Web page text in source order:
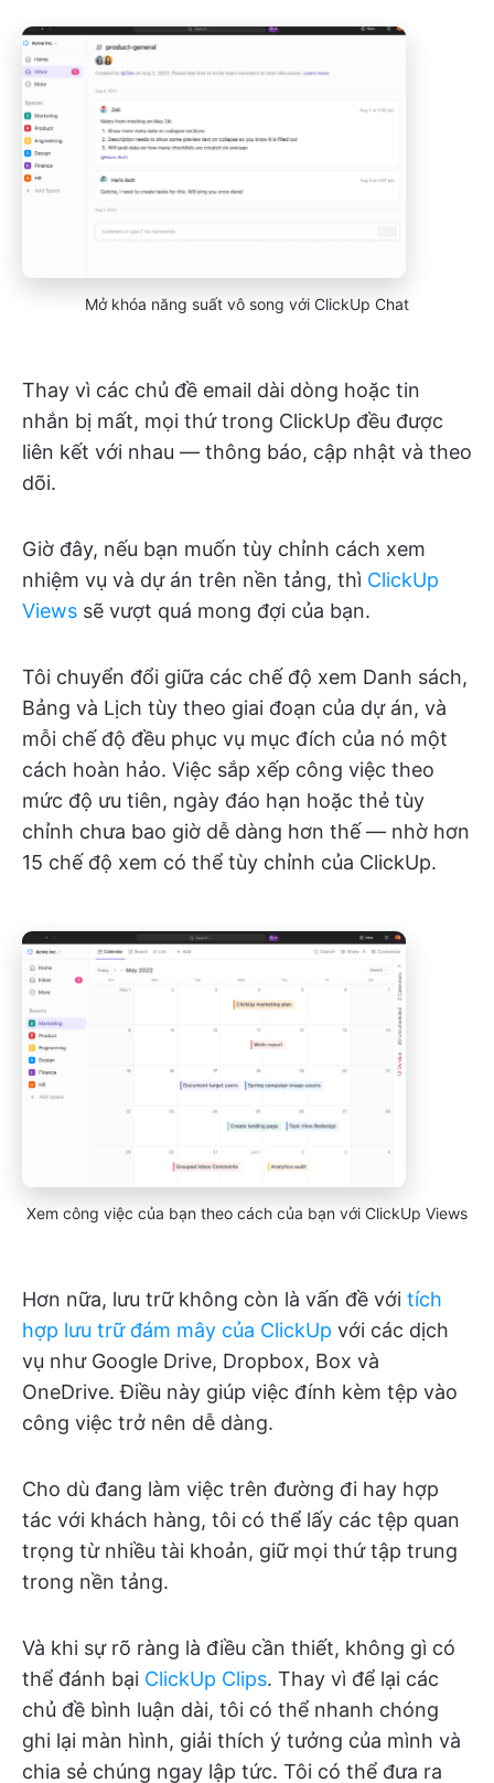
Mở khóa năng suất vô song với ClickUp Chat
Thay vì các chủ đề email dài dòng hoặc tin
nhắn bị mất, mọi thứ trong ClickUp đều được
liên kết với nhau — thông báo, cập nhật và theo
dõi.
Giờ đây, nếu bạn muốn tùy chỉnh cách xem
nhiệm vụ và dự án trên nền tảng, thì ClickUp
Views sẽ vượt quá mong đợi của bạn.
Tôi chuyển đổi giữa các chế độ xem Danh sách,
Bảng và Lịch tùy theo giai đoạn của dự án, và
mỗi chế độ đều phục vụ mục đích của nó một
cách hoàn hảo. Việc sắp xếp công việc theo
mức độ ưu tiên, ngày đáo hạn hoặc thẻ tùy
chỉnh chưa bao giờ dễ dàng hơn thế — nhờ hơn
15 chế độ xem có thể tùy chỉnh của ClickUp.
Xem công việc của bạn theo cách của bạn với ClickUp Views
Hơn nữa, lưu trữ không còn là vấn đề với tích
hợp lưu trữ đám mây của ClickUp với các dịch
vụ như Google Drive, Dropbox, Box và
OneDrive. Điều này giúp việc đính kèm tệp vào
công việc trở nên dễ dàng.
Cho dù đang làm việc trên đường đi hay hợp
tác với khách hàng, tôi có thể lấy các tệp quan
trọng từ nhiều tài khoản, giữ mọi thứ tập trung
trong nền tảng.
Và khi sự rõ ràng là điều cần thiết, không gì có
thể đánh bại ClickUp Clips. Thay vì để lại các
chủ đề bình luận dài, tôi có thể nhanh chóng
ghi lại màn hình, giải thích ý tưởng của mình và
chia sẻ chúng ngay lập tức. Tôi có thể đưa ra